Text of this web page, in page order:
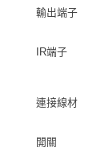
輸出端子
IR端子
連接線材
開關